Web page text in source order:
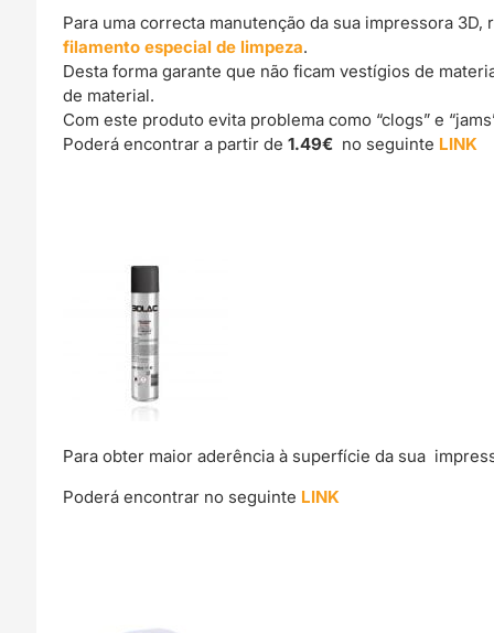
Para uma correcta manutenção da sua impressora
filamento especial de limpeza.
Desta forma garante que não ficam vestígios de
de material.
Com este produto evita problema como “clogs” e
Poderá encontrar a partir de1.49€ no seguinte LINK
Para obter maior aderência à superfície da sua
Poderá encontrar no seguinte LINK